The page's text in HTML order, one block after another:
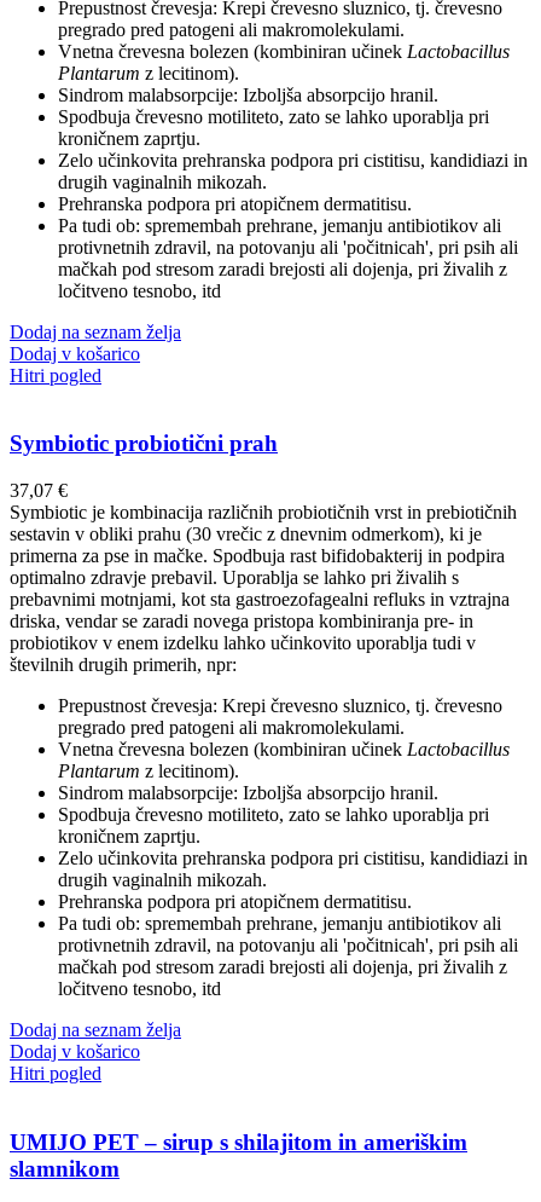
Prepustnost črevesja: Krepi črevesno sluznico, tj. črevesno
pregrado pred patogeni ali makromolekulami.
Vnetna črevesna bolezen (kombiniran učinek Lactobacillus
Plantarum z lecitinom).
Sindrom malabsorpcije: Izboljša absorpcijo hranil.
Spodbuja črevesno motiliteto, zato se lahko uporablja pri
kroničnem zaprtju.
Zelo učinkovita prehranska podpora pri cistitisu, kandidiazi in
drugih vaginalnih mikozah.
Prehranska podpora pri atopičnem dermatitisu.
Pa tudi ob: spremembah prehrane, jemanju antibiotikov ali
protivnetnih zdravil, na potovanju ali 'počitnicah', pri psih ali
mačkah pod stresom zaradi brejosti ali dojenja, pri živalih z
ločitveno tesnobo, itd
Dodaj na seznam želja
Dodaj v košarico
Hitri pogled
Symbiotic probiotični prah
37,07 €
Symbiotic je kombinacija različnih probiotičnih vrst in prebiotičnih
sestavin v obliki prahu (30 vrečic z dnevnim odmerkom), ki je
primerna za pse in mačke. Spodbuja rast bifidobakterij in podpira
optimalno zdravje prebavil. Uporablja se lahko pri živalih s
prebavnimi motnjami, kot sta gastroezofagealni refluks in vztrajna
driska, vendar se zaradi novega pristopa kombiniranja pre- in
probiotikov v enem izdelku lahko učinkovito uporablja tudi v
številnih drugih primerih, npr:
Prepustnost črevesja: Krepi črevesno sluznico, tj. črevesno
pregrado pred patogeni ali makromolekulami.
Vnetna črevesna bolezen (kombiniran učinek Lactobacillus
Plantarum z lecitinom).
Sindrom malabsorpcije: Izboljša absorpcijo hranil.
Spodbuja črevesno motiliteto, zato se lahko uporablja pri
kroničnem zaprtju.
Zelo učinkovita prehranska podpora pri cistitisu, kandidiazi in
drugih vaginalnih mikozah.
Prehranska podpora pri atopičnem dermatitisu.
Pa tudi ob: spremembah prehrane, jemanju antibiotikov ali
protivnetnih zdravil, na potovanju ali 'počitnicah', pri psih ali
mačkah pod stresom zaradi brejosti ali dojenja, pri živalih z
ločitveno tesnobo, itd
Dodaj na seznam želja
Dodaj v košarico
Hitri pogled
UMIJO PET – sirup s shilajitom in ameriškim
slamnikom